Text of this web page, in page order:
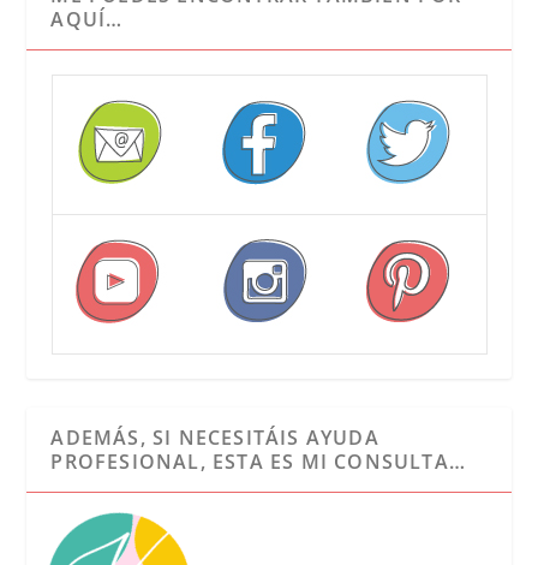
AQUÍ…
ADEMÁS, SI NECESITÁIS AYUDA
PROFESIONAL, ESTA ES MI CONSULTA…